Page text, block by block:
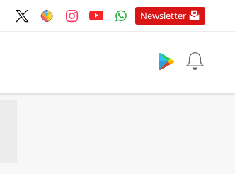
Newsletter